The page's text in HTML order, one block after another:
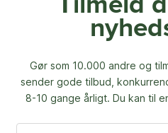
Tilmeld
Gør som 10.000 andre og
sender gode tilbud,
8-10 gange årligt. Du kan til